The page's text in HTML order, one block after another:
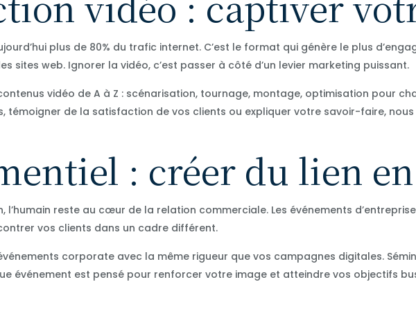
plus de 80% du trafic internet. C’est le format qui génère le plus
sites web. Ignorer la vidéo, c’est passer à côté d’un levier marketing puissant.
vidéo de A à Z : scénarisation, tournage, montage, optimisation pour
témoigner de la satisfaction de vos clients ou expliquer votre savoir-faire,
: créer du lien
l’humain reste au cœur de la relation commerciale. Les événements
vos clients dans un cadre différent.
corporate avec la même rigueur que vos campagnes digitales.
événement est pensé pour renforcer votre image et atteindre vos objectifs